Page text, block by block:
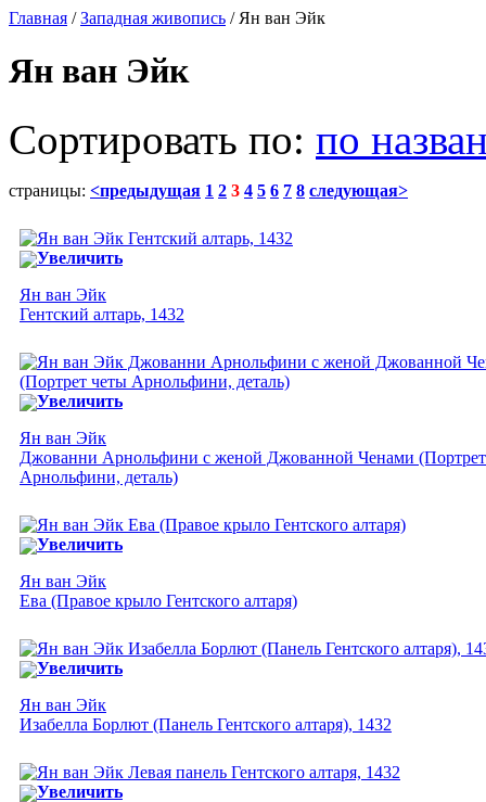
Главная /Западная живопись / Ян ван Эйк
Ян ван Эйк
Сортировать по: по
страницы: <предыдущая 1 2 3 4 5 6 7 8 следующая>
Увеличить
Ян ван Эйк
Гентский алтарь, 1432
Увеличить
Ян ван Эйк
Джованни Арнольфини с женой Джованной Ченами
Арнольфини, деталь)
Увеличить
Ян ван Эйк
Ева (Правое крыло Гентского алтаря)
Увеличить
Ян ван Эйк
Изабелла Борлют (Панель Гентского алтаря), 1432
Увеличить